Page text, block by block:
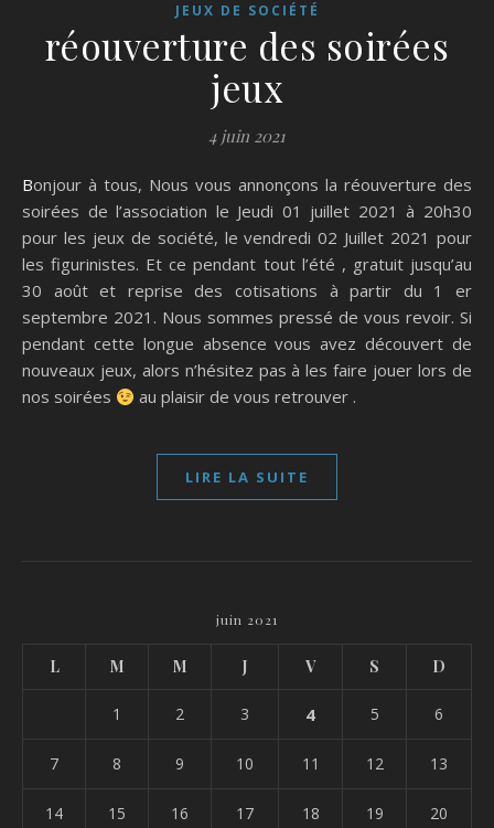
JEUX DE SOCIÉTÉ
réouverture des soirées
jeux
4 juin 2021
Bonjour à tous, Nous vous annonçons la réouverture des
soirées de l’association le Jeudi 01 juillet 2021 à 20h30
pour les jeux de société, le vendredi 02 Juillet 2021 pour
les figurinistes. Et ce pendant tout l’été , gratuit jusqu’au
30 août et reprise des cotisations à partir du 1 er
septembre 2021. Nous sommes pressé de vous revoir. Si
pendant cette longue absence vous avez découvert de
nouveaux jeux, alors n’hésitez pas à les faire jouer lors de
nos soirées
au plaisir de vous retrouver .
LIRE LA SUITE
juin 2021
L M M J V S D
1 2 3 4 5 6
7 8 9 10 11 12 13
14 15 16 17 18 19 20